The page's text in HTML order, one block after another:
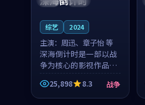
综艺 2024
主演： 周迅、章子怡 等
深海倒计时是一部以战
争为核心的影视作品，
围绕危机、反转与人物
成长展开，整体节奏紧
凑，值得推荐观看。
25,898 8.3 战争